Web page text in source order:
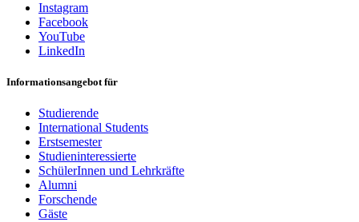
Instagram
Facebook
YouTube
LinkedIn
Informationsangebot für
Studierende
International Students
Erstsemester
Studieninteressierte
SchülerInnen und Lehrkräfte
Alumni
Forschende
Gäste